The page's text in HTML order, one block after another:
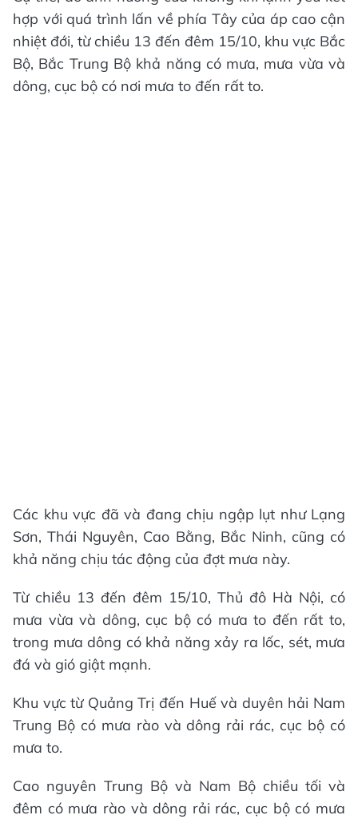
hợp với quá trình lấn về phía Tây của áp cao cận
nhiệt đới, từ chiều 13 đến đêm 15/10, khu vực Bắc
Bộ, Bắc Trung Bộ khả năng có mưa, mưa vừa và
dông, cục bộ có nơi mưa to đến rất to.
Các khu vực đã và đang chịu ngập lụt như Lạng
Sơn, Thái Nguyên, Cao Bằng, Bắc Ninh, cũng có
khả năng chịu tác động của đợt mưa này.
Từ chiều 13 đến đêm 15/10, Thủ đô Hà Nội, có
mưa vừa và dông, cục bộ có mưa to đến rất to,
trong mưa dông có khả năng xảy ra lốc, sét, mưa
đá và gió giật mạnh.
Khu vực từ Quảng Trị đến Huế và duyên hải Nam
Trung Bộ có mưa rào và dông rải rác, cục bộ có
mưa to.
Cao nguyên Trung Bộ và Nam Bộ chiều tối và
đêm có mưa rào và dông rải rác, cục bộ có mưa